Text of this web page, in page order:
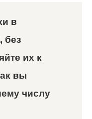
в
без
их к
вы
числу